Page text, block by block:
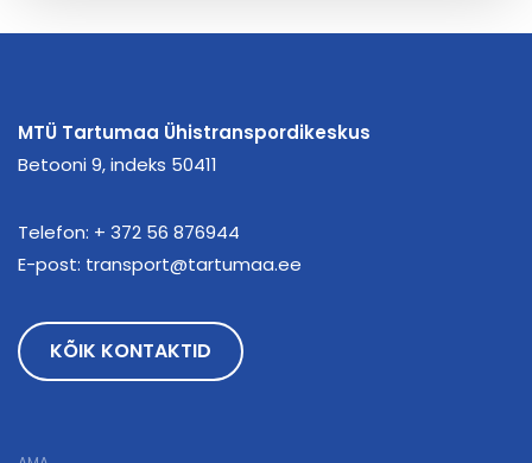
MTÜ Tartumaa Ühistranspordikeskus
Betooni 9, indeks 50411
Telefon: + 372 56 876944
E-post: transport@tartumaa.ee
KÕIK KONTAKTID